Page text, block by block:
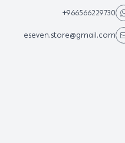
+966566229730
eseven.store@gmail.com